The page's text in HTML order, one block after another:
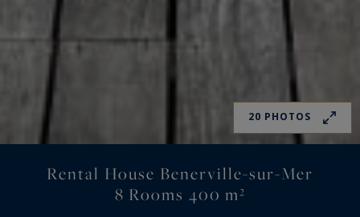
20 PHOTOS
Rental House Benerville-sur-Mer
8 Rooms 400 m²